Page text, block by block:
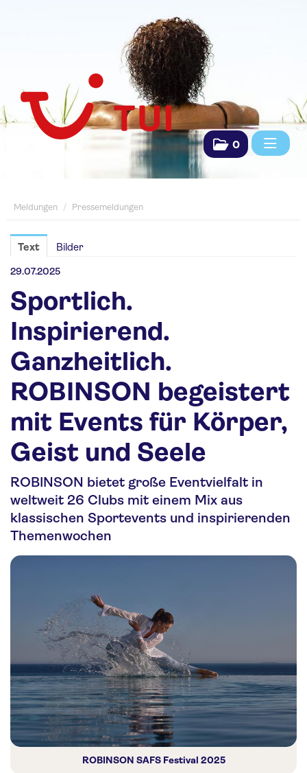
0
Saisonpräsentationen
Fachpresse
TUI Das Reisebüro
Nachhaltigkeit
Personalia
Media
Über uns
Kontakt
Meldungen / Pressemeldungen
Text Bilder
29.07.2025
Sportlich.
Inspirierend.
Ganzheitlich.
ROBINSON begeistert
mit Events für Körper,
Geist und Seele
ROBINSON bietet große Eventvielfalt in
weltweit 26 Clubs mit einem Mix aus
klassischen Sportevents und inspirierenden
Themenwochen
ROBINSON SAFS Festival 2025